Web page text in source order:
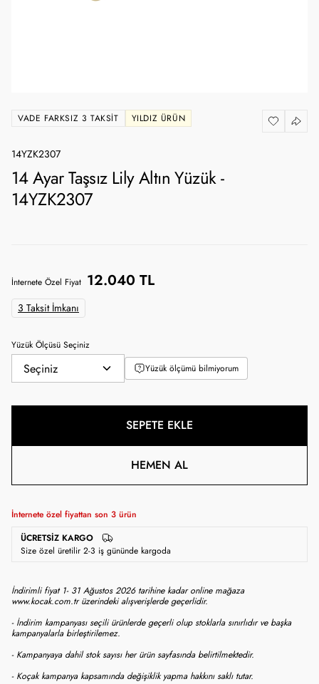
VADE FARKSIZ 3 TAKSIT YILDIZ ÜRÜN
14YZK2307
14 Ayar Taşsız Lily Altın Yüzük -
14YZK2307
İnternete Özel Fiyat 12.040 TL
3 Taksit İmkanı
Yüzük Ölçüsü Seçiniz
Yüzük ölçümü bilmiyorum
SEPETE EKLE
HEMEN AL
İnternete özel fiyattan son 3 ürün
ÜCRETSIZ KARGO
Size özel üretilir 2-3 iş gününde kargoda
İndirimli fiyat 1- 31 Ağustos 2026 tarihine kadar online mağaza
www.kocak.com.tr üzerindeki alışverişlerde geçerlidir.
- İndirim kampanyası seçili ürünlerde geçerli olup stoklarla sınırlıdır ve başka
kampanyalarla birleştirilemez.
- Kampanyaya dahil stok sayısı her ürün sayfasında belirtilmektedir.
- Koçak kampanya kapsamında değişiklik yapma hakkını saklı tutar.